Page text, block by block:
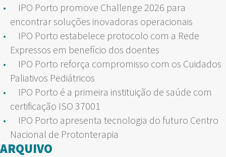
IPO Porto promove Challenge 2026 para
encontrar soluções inovadoras operacionais
IPO Porto estabelece protocolo com a Rede
Expressos em benefício dos doentes
IPO Porto reforça compromisso com os Cuidados
Paliativos Pediátricos
IPO Porto é a primeira instituição de saúde com
certificação ISO 37001
IPO Porto apresenta tecnologia do futuro Centro
Nacional de Protonterapia
ARQUIVO